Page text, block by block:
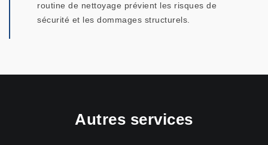
routine de nettoyage prévient les risques de
sécurité et les dommages structurels.
Autres services